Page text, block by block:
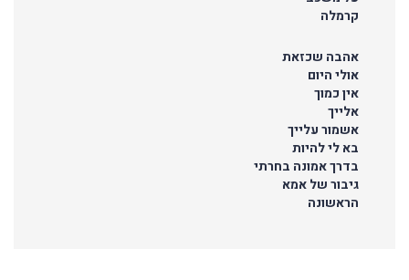
קרמלה
אהבה שכזאת
אולי היום
אין כמוך
אלייך
אשמור עלייך
בא לי להיות
בדרך אמונה בחרתי
גיבור של אמא
הראשונה